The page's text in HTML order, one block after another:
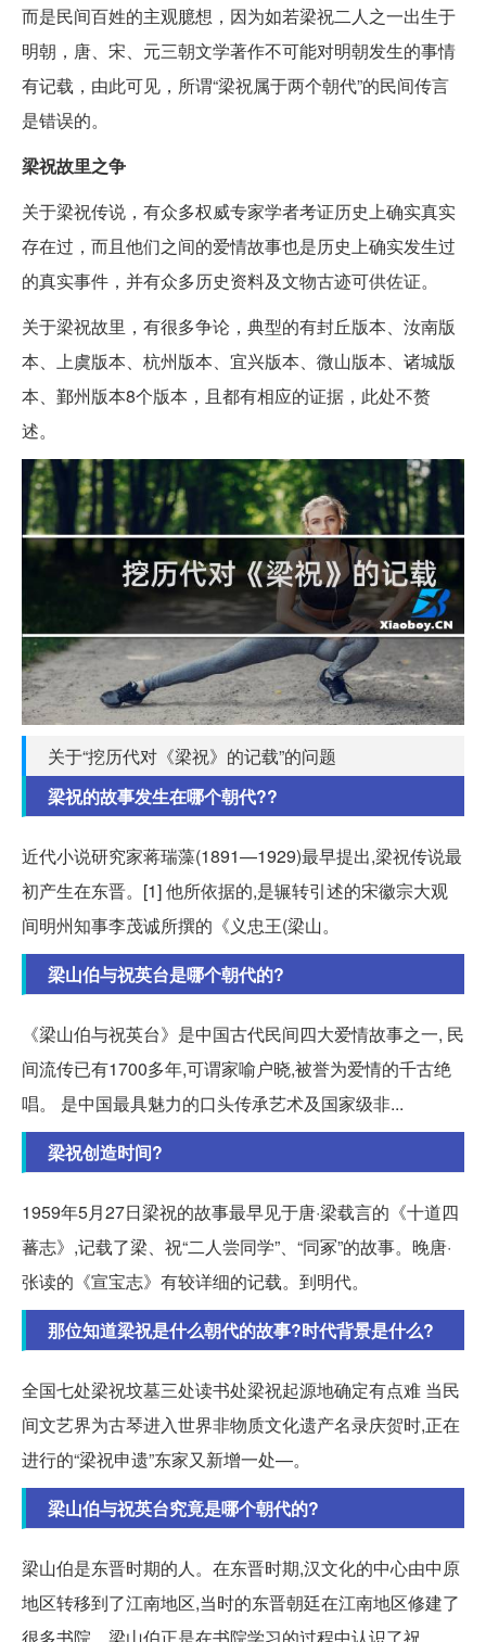
而是民间百姓的主观臆想，因为如若梁祝二人之一出生于
明朝，唐、宋、元三朝文学著作不可能对明朝发生的事情
有记载，由此可见，所谓“梁祝属于两个朝代”的民间传言
是错误的。
梁祝故里之争
关于梁祝传说，有众多权威专家学者考证历史上确实真实
存在过，而且他们之间的爱情故事也是历史上确实发生过
的真实事件，并有众多历史资料及文物古迹可供佐证。
关于梁祝故里，有很多争论，典型的有封丘版本、汝南版
本、上虞版本、杭州版本、宜兴版本、微山版本、诸城版
本、鄞州版本8个版本，且都有相应的证据，此处不赘
述。
关于“挖历代对《梁祝》的记载”的问题
梁祝的故事发生在哪个朝代??
近代小说研究家蒋瑞藻(1891—1929)最早提出,梁祝传说最
初产生在东晋。[1] 他所依据的,是辗转引述的宋徽宗大观
间明州知事李茂诚所撰的《义忠王(梁山。
梁山伯与祝英台是哪个朝代的?
《梁山伯与祝英台》是中国古代民间四大爱情故事之一, 民
间流传已有1700多年,可谓家喻户晓,被誉为爱情的千古绝
唱。 是中国最具魅力的口头传承艺术及国家级非...
梁祝创造时间?
1959年5月27日梁祝的故事最早见于唐·梁载言的《十道四
蕃志》,记载了梁、祝“二人尝同学”、“同冢”的故事。晚唐·
张读的《宣宝志》有较详细的记载。到明代。
那位知道梁祝是什么朝代的故事?时代背景是什么?
全国七处梁祝坟墓三处读书处梁祝起源地确定有点难 当民
间文艺界为古琴进入世界非物质文化遗产名录庆贺时,正在
进行的“梁祝申遗”东家又新增一处—。
梁山伯与祝英台究竟是哪个朝代的?
梁山伯是东晋时期的人。在东晋时期,汉文化的中心由中原
地区转移到了江南地区,当时的东晋朝廷在江南地区修建了